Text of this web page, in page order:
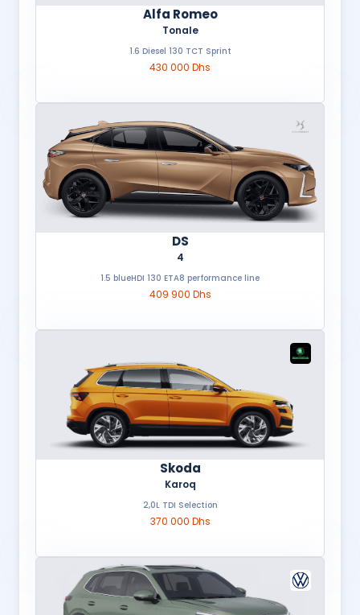
Alfa Romeo
Tonale
1.6 Diesel 130 TCT Sprint
430 000 Dhs
DS
4
1.5 blueHDI 130 ETA8 performance line
409 900 Dhs
Skoda
Karoq
2,0L TDI Selection
370 000 Dhs